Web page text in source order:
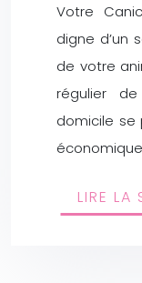
Votre
digne d’un
de votre
régulier
domicile se
LIRE LA